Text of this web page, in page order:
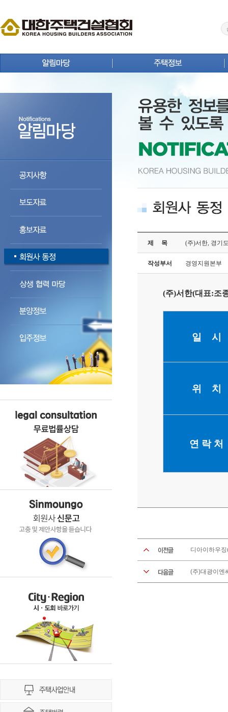
회원사 동정
상생 협력 마당
주택사업 안내
연구원 Brief
주택통계
주택등록업체 검색
주택자료실
제 목 (주)서한, 경기
작성부서 경영지원본부
(주)서한(대표:조
일 시
위 치
연 락 처
디아이하우
(주)대광이엔